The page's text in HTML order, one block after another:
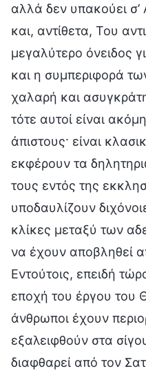
αλλά δεν υπακούει σ’
και, αντίθετα, Του
μεγαλύτερο όνειδος
και η συμπεριφορά
χαλαρή και
τότε αυτοί είναι
άπιστους· είναι
εκφέρουν τα
τους εντός της
υποδαυλίζουν
κλίκες μεταξύ των
να έχουν αποβληθεί
Εντούτοις, επειδή
εποχή του έργου του
άνθρωποι έχουν
εξαλειφθούν στα
διαφθαρεί από τον